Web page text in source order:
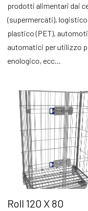
prodotti alimentari dai
(supermercati),
plastico (PET),
automatici per utilizzo
enologico, ecc…
Roll 120 X 80